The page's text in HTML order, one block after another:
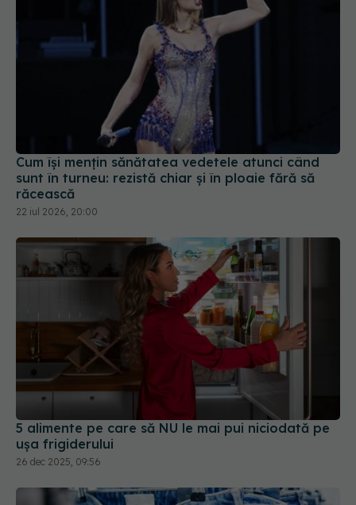
Cum își mențin sănătatea vedetele atunci când
sunt în turneu: rezistă chiar și în ploaie fără să
răcească
22 iul 2026, 20:00
5 alimente pe care să NU le mai pui niciodată pe
ușa frigiderului
26 dec 2025, 09:56